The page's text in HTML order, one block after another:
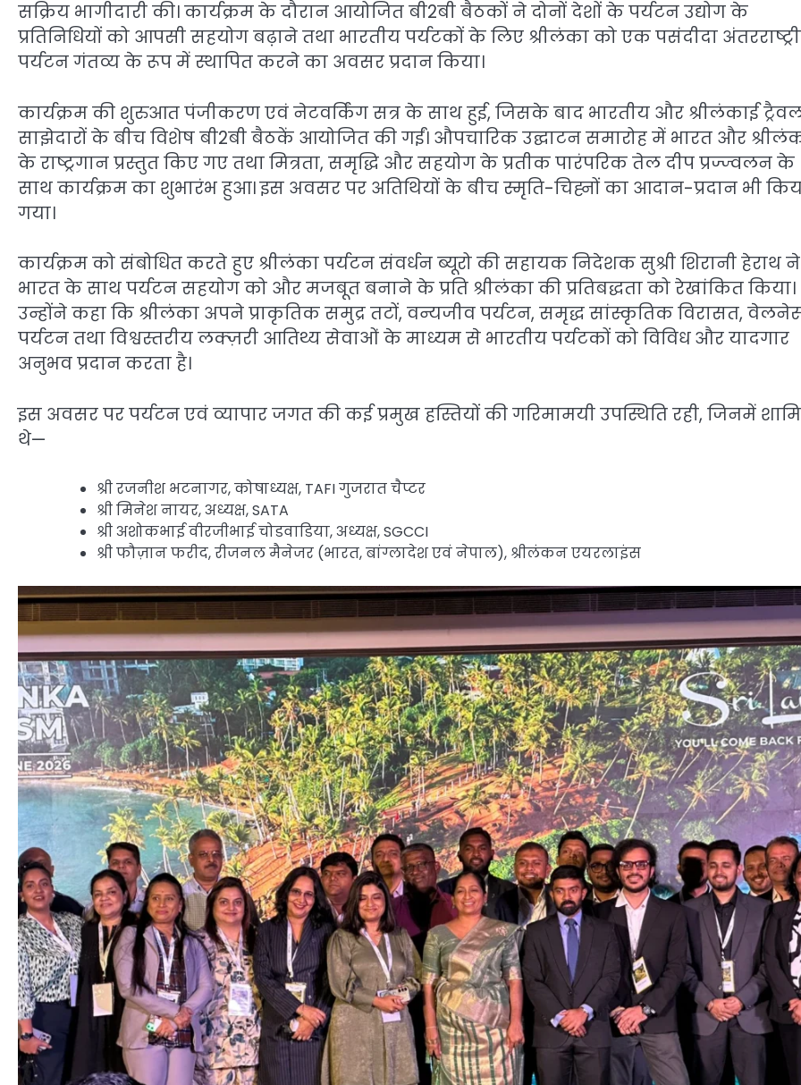
सक्रिय भागीदारी की। कार्यक्रम के दौरान आयोजित बी2बी बैठकों ने दोनों देशों के पर्यटन उद्योग के
प्रतिनिधियों को आपसी सहयोग बढ़ाने तथा भारतीय पर्यटकों के लिए श्रीलंका को एक पसंदीदा
पर्यटन गंतव्य के रूप में स्थापित करने का अवसर प्रदान किया।
कार्यक्रम की शुरुआत पंजीकरण एवं नेटवर्किंग सत्र के साथ हुई, जिसके बाद भारतीय और श्रीलंकाई
साझेदारों के बीच विशेष बी2बी बैठकें आयोजित की गईं। औपचारिक उद्घाटन समारोह में भारत और
के राष्ट्रगान प्रस्तुत किए गए तथा मित्रता, समृद्धि और सहयोग के प्रतीक पारंपरिक तेल दीप प्रज्ज्वलन के
साथ कार्यक्रम का शुभारंभ हुआ। इस अवसर पर अतिथियों के बीच स्मृति-चिह्नों का आदान-प्रदान भी
गया।
कार्यक्रम को संबोधित करते हुए श्रीलंका पर्यटन संवर्धन ब्यूरो की सहायक निदेशक सुश्री शिरानी हेराथ ने
भारत के साथ पर्यटन सहयोग को और मजबूत बनाने के प्रति श्रीलंका की प्रतिबद्धता को रेखांकित किया।
उन्होंने कहा कि श्रीलंका अपने प्राकृतिक समुद्र तटों, वन्यजीव पर्यटन, समृद्ध सांस्कृतिक विरासत,
पर्यटन तथा विश्वस्तरीय लक्ज़री आतिथ्य सेवाओं के माध्यम से भारतीय पर्यटकों को विविध और यादगार
अनुभव प्रदान करता है।
इस अवसर पर पर्यटन एवं व्यापार जगत की कई प्रमुख हस्तियों की गरिमामयी उपस्थिति रही, जिनमें
थे—
श्री रजनीश भटनागर, कोषाध्यक्ष, TAFI गुजरात चैप्टर
श्री मिनेश नायर, अध्यक्ष, SATA
श्री अशोकभाई वीरजीभाई चोडवाडिया, अध्यक्ष, SGCCI
श्री फौज़ान फरीद, रीजनल मैनेजर (भारत, बांग्लादेश एवं नेपाल), श्रीलंकन एयरलाइंस